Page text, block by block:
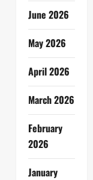
June 2026
May 2026
April 2026
March 2026
February
2026
January